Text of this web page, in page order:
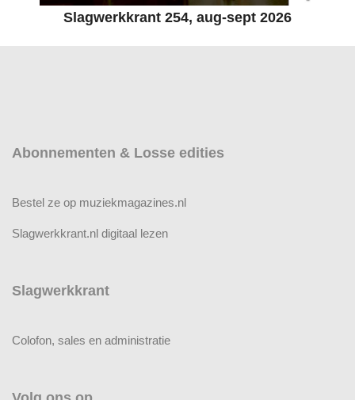
Slagwerkkrant 254, aug-sept 2026
Abonnementen & Losse edities
Bestel ze op muziekmagazines.nl
Slagwerkkrant.nl digitaal lezen
Slagwerkkrant
Colofon, sales en administratie